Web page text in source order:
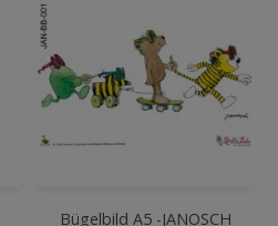
Bügelbild A5 -JANOSCH